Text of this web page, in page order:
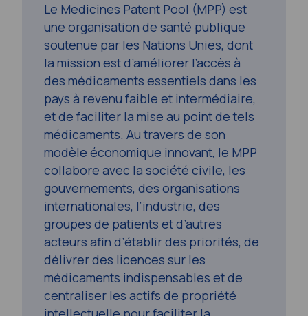
Le Medicines Patent Pool (MPP) est
une organisation de santé publique
soutenue par les Nations Unies, dont
la mission est d’améliorer l’accès à
des médicaments essentiels dans les
pays à revenu faible et intermédiaire,
et de faciliter la mise au point de tels
médicaments. Au travers de son
modèle économique innovant, le MPP
collabore avec la société civile, les
gouvernements, des organisations
internationales, l’industrie, des
groupes de patients et d’autres
acteurs afin d’établir des priorités, de
délivrer des licences sur les
médicaments indispensables et de
centraliser les actifs de propriété